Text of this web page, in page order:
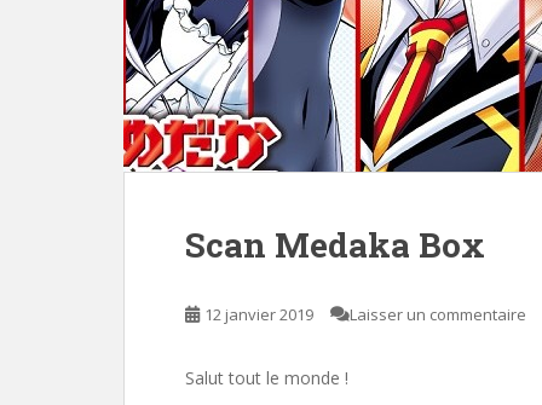
Scan Medaka Box
12 janvier 2019 Laisser un commentaire
Salut tout le monde !